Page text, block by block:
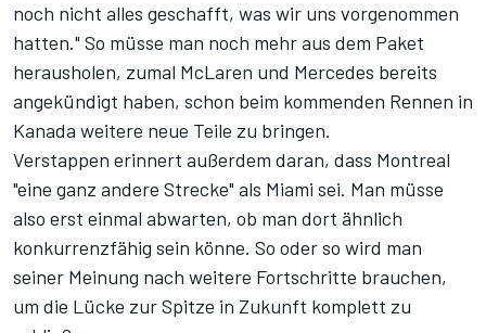
noch nicht alles geschafft, was wir uns vorgenommen
hatten." So müsse man noch mehr aus dem Paket
herausholen, zumal McLaren und Mercedes bereits
angekündigt haben, schon beim kommenden Rennen in
Kanada weitere neue Teile zu bringen.
Verstappen erinnert außerdem daran, dass Montreal
"eine ganz andere Strecke" als Miami sei. Man müsse
also erst einmal abwarten, ob man dort ähnlich
konkurrenzfähig sein könne. So oder so wird man
seiner Meinung nach weitere Fortschritte brauchen,
um die Lücke zur Spitze in Zukunft komplett zu